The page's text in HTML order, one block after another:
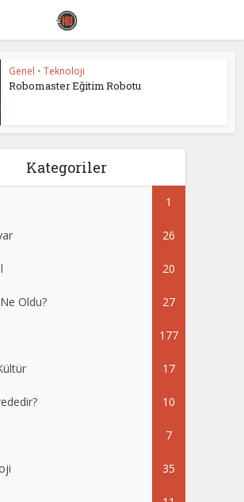
Genel • Teknoloji
Robomaster Eğitim Robotu
Kategoriler
1
26
20
Oldu? 27
177
17
10
7
35